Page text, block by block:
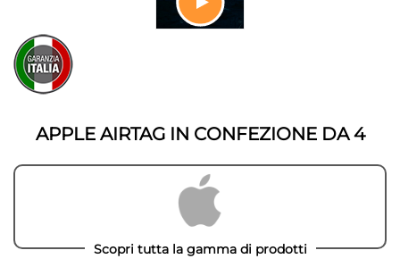
immagini
Vai
all'inizio
della
galleria
immagini
APPLE AIRTAG IN CONFEZIONE DA 4
Scopri tutta la gamma di prodotti